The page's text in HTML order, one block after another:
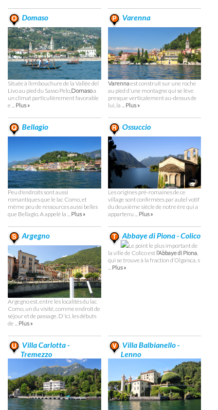
Domaso
Située à l’embouchure de la Vallée del
Livo au pied du Sasso Pelo, Domasoa
un climat particulièrement favorable
e ... Plus »
Varenna
Varennaest construit sur une roche
au pied d'une montagne qui se lève
presque verticalement au-dessus de
lui, la ... Plus »
Bellagio
Peu d'endroits sont aussi
romantiques que le lac Como, et
même peu de ressources aussi belles
que Bellagio. A appelé la ... Plus »
Ossuccio
Les origines pré-romaines de ce
village sont confirmées par autel votif
du deuxième siècle de notre ère qui a
appartenu ... Plus »
Argegno
Argegno est, entre les localités du lac
Como, un du visité, comme endroit de
séjour et de passage. D'ici, les débuts
de ... Plus »
Abbaye di Piona - Colico
Le point le plus important de
la ville de Colico est l’Abbaye di Piona,
qui se trouve à la fraction d’Olgaisca, s
... Plus »
Villa Carlotta -
Tremezzo
Villa Balbianello -
Lenno